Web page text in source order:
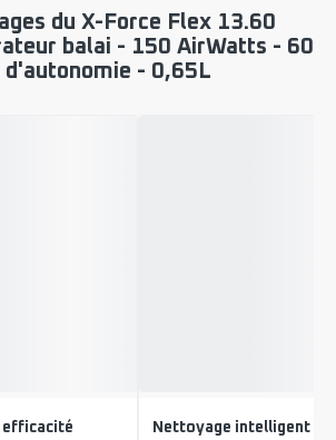
du X-Force Flex 13.60
balai - 150 AirWatts - 60
d'autonomie - 0,65L
efficacité Nettoyage intelligent